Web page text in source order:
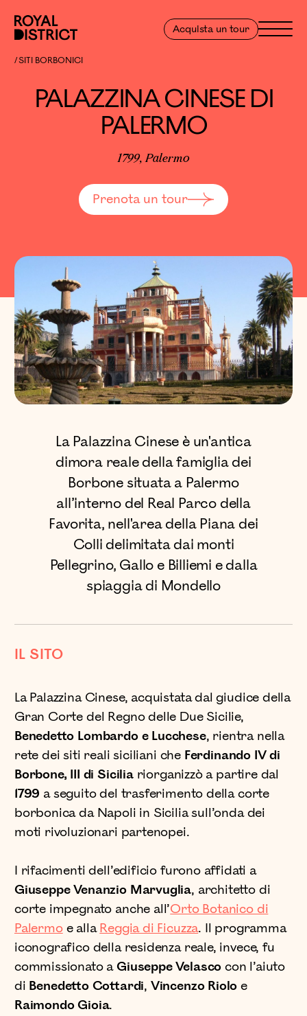
Royal District
Acquista un tour Menu
SITI BORBONICI
PALAZZINA CINESE DI
PALERMO
1799, Palermo
Prenota un tour
La Palazzina Cinese è un'antica
dimora reale della famiglia dei
Borbone situata a Palermo
all’interno del Real Parco della
Favorita, nell'area della Piana dei
Colli delimitata dai monti
Pellegrino, Gallo e Billiemi e dalla
spiaggia di Mondello
IL SITO
La Palazzina Cinese, acquistata dal giudice della
Gran Corte del Regno delle Due Sicilie,
Benedetto Lombardo e Lucchese, rientra nella
rete dei siti reali siciliani che Ferdinando IV di
Borbone, III di Siciliariorganizzò a partire dal
1799 a seguito del trasferimento della corte
borbonica da Napoli in Sicilia sull’onda dei
moti rivoluzionari partenopei.
I rifacimenti dell’edificio furono affidati a
Giuseppe Venanzio Marvuglia, architetto di
corte impegnato anche all’Orto Botanico di
Palermoe allaReggia di Ficuzza. Il programma
iconografico della residenza reale, invece, fu
commissionato aGiuseppe Velasco con l’aiuto
di Benedetto Cottardi, Vincenzo Riolo e
Raimondo Gioia.